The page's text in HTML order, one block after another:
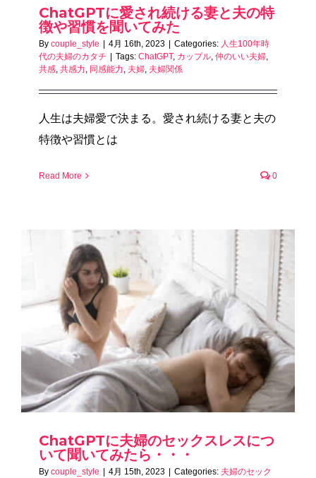
ChatGPTに愛され続ける妻と夫の特
徴や習慣を聞いてみた
By couple_style | 4月 16th, 2023 | Categories: 人生100年時
代の夫婦のカタチ | Tags: ChatGPT, カップル 仲のいい夫婦
共感 共感力 同感能力 夫婦 夫婦関係
人生は夫婦愛で決まる。愛され続ける妻と夫の
特徴や習慣とは
Read More 0
ChatGPTに夫婦のセックスレスにつ
いて聞いてみたら・・・
By couple_style | 4月 15th, 2023 | Categories: 夫婦のセック